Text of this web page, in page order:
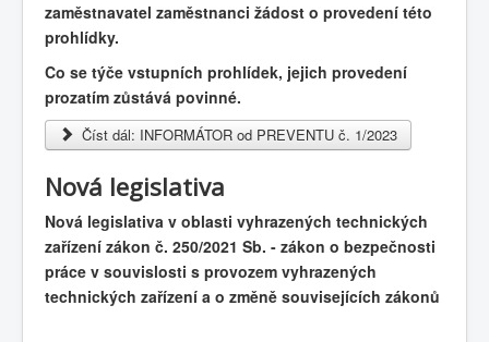
zaměstnavatel zaměstnanci žádost o provedení této
prohlídky.
Co se týče vstupních prohlídek, jejich provedení
prozatím zůstává povinné.
Číst dál: INFORMÁTOR od PREVENTU č. 1/2023
Nová legislativa
Nová legislativa v oblasti vyhrazených technických
zařízení zákon č. 250/2021 Sb. - zákon o bezpečnosti
práce v souvislosti s provozem vyhrazených
technických zařízení a o změně souvisejících zákonů